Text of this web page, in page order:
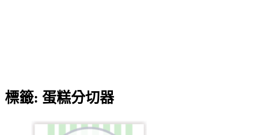
標籤: 蛋糕分切器